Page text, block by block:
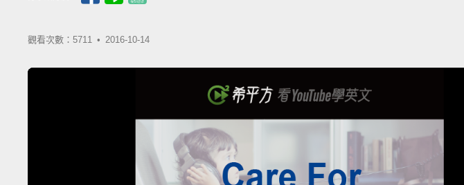
觀看次數：5711 • 2016-10-14